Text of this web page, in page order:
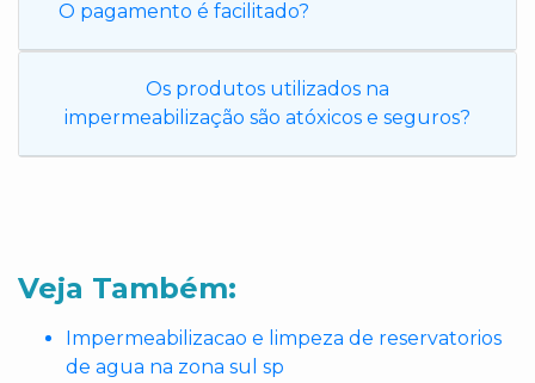
O pagamento é facilitado?
Os produtos utilizados na
impermeabilização são atóxicos e seguros?
Veja Também:
Impermeabilizacao e limpeza de reservatorios
de agua na zona sul sp